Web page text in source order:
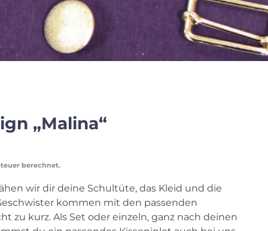
„Malina“
berechnet.
wir dir deine Schultüte, das Kleid und die
kommen mit den passenden
zu kurz. Als Set oder einzeln, ganz nach deinen